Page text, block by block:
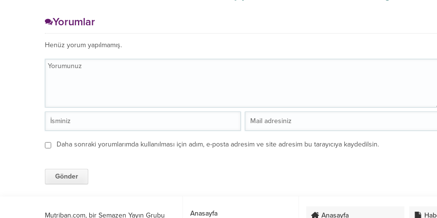
Yorumlar
Henüz yorum yapılmamış.
Daha sonraki yorumlarımda kullanılması için adım, e-posta adresim ve site adresim bu tarayıcıya kaydedilsin.
Mutriban.com, bir Semazen Yayın Grubu Anasayfa Anasayfa